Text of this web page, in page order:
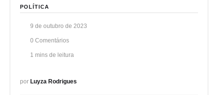
POLÍTICA
9 de outubro de 2023
0 Comentários
1 mins de leitura
por Luyza Rodrigues